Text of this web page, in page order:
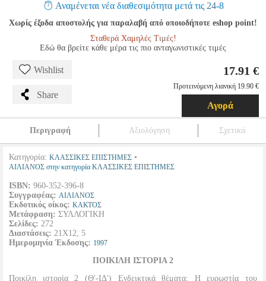
Αναμένεται νέα διαθεσιμότητα μετά τις 24-8
Χωρίς έξοδα αποστολής για παραλαβή από οποιοδήποτε eshop point!
Σταθερά Χαμηλές Τιμές!
Εδώ θα βρείτε κάθε μέρα τις πιο ανταγωνιστικές τιμές
Wishlist
Share
17.91 €
Προτεινόμενη λιανική 19.90 €
Αγορά
Περιγραφή Αξιολόγηση Σχετικά
Κατηγορία: ΚΛΑΣΣΙΚΕΣ ΕΠΙΣΤΗΜΕΣ •
ΑΙΛΙΑΝΟΣ στην κατηγορία ΚΛΑΣΣΙΚΕΣ ΕΠΙΣΤΗΜΕΣ
ISBN: 960-352-396-8
Συγγραφέας: ΑΙΛΙΑΝΟΣ
Εκδοτικός οίκος: ΚΑΚΤΟΣ
Μετάφραση: ΣΥΛΛΟΓΙΚΗ
Σελίδες: 272
Διαστάσεις: 21Χ12, 5
Ημερομηνία Έκδοσης: 1997
ΠΟΙΚΙΛΗ ΙΣΤΟΡΙΑ 2
Ποικίλη ιστορία 2 (Θ'-ΙΔ') Ενδεικτικά θέματα: Η ευρωστία του